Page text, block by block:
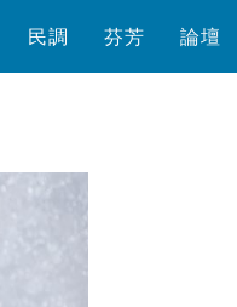
民調 芬芳 論壇